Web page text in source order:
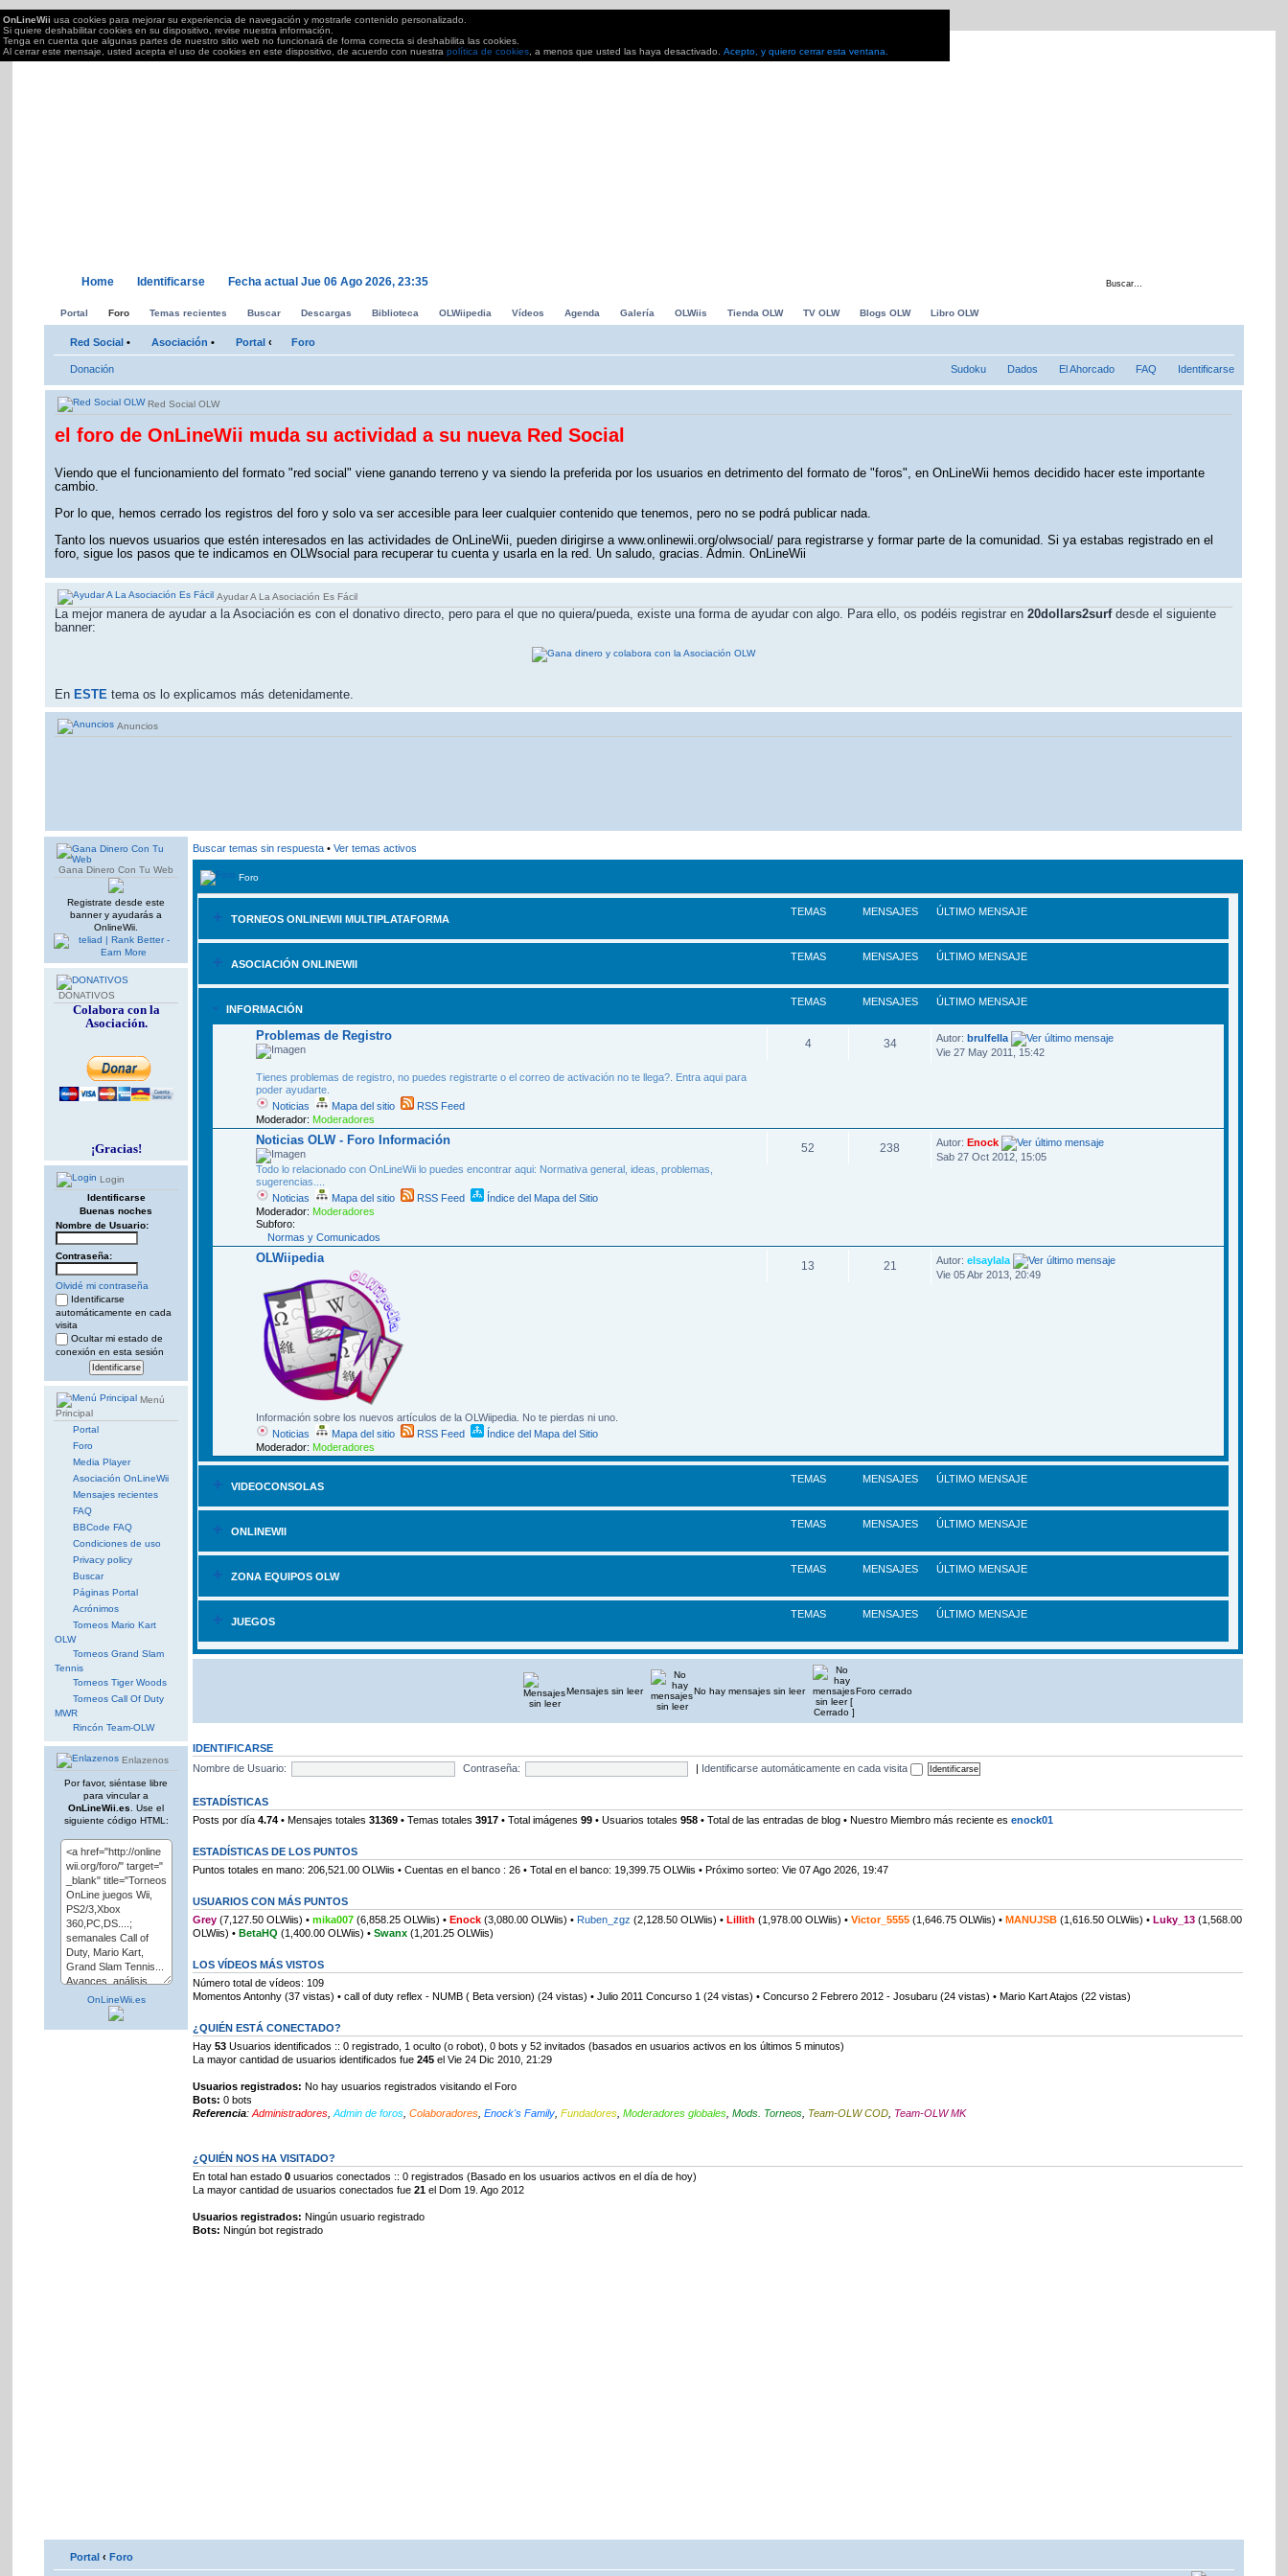
OnLineWii usa cookies para mejorar su experiencia de navegación y mostrarle contenido personalizado.
Si quiere deshabilitar cookies en su dispositivo, revise nuestra información.
Tenga en cuenta que algunas partes de nuestro sitio web no funcionará de forma correcta si deshabilita las cookies.
Al cerrar este mensaje, usted acepta el uso de cookies en este dispositivo, de acuerdo con nuestra política de cookies , a menos que usted las haya desactivado. Acepto, y quiero cerrar esta ventana.
OnLineWii.es
Home Identificarse Fecha actual Jue 06 Ago 2026, 23:35
Portal Foro Temas recientes Buscar Descargas Biblioteca OLWiipedia Vídeos Agenda Galería OLWiis Tienda OLW TV OLW Blogs OLW Libro OLW
Red Social • Asociación • Portal ‹ Foro
Donación Identificarse
FAQ
El Ahorcado
Dados
Sudoku
Red Social OLW
el foro de OnLineWii muda su actividad a su nueva Red Social
Viendo que el funcionamiento del formato "red social" viene ganando terreno y va siendo la preferida por los usuarios en detrimento del formato de "foros", en OnLineWii hemos decidido hacer este importante
cambio.
Por lo que, hemos cerrado los registros del foro y solo va ser accesible para leer cualquier contenido que tenemos, pero no se podrá publicar nada.
Tanto los nuevos usuarios que estén interesados en las actividades de OnLineWii, pueden dirigirse a www.onlinewii.org/olwsocial/ para registrarse y formar parte de la comunidad. Si ya estabas registrado en el
foro, sigue los pasos que te indicamos en OLWsocial para recuperar tu cuenta y usarla en la red. Un saludo, gracias. Admin. OnLineWii
Ayudar A La Asociación Es Fácil
La mejor manera de ayudar a la Asociación es con el donativo directo, pero para el que no quiera/pueda, existe una forma de ayudar con algo. Para ello, os podéis registrar en20dollars2surfdesde el siguiente
banner:
En ESTE tema os lo explicamos más detenidamente.
Anuncios
Gana Dinero Con Tu Web
Registrate desde este
banner y ayudarás a
OnlineWii.
DONATIVOS
Colabora con la
Asociación.
¡Gracias!
Login
Identificarse
Buenas noches
Nombre de Usuario:
Contraseña:
Olvidé mi contraseña
Identificarse
automáticamente en cada
visita
Ocultar mi estado de
conexión en esta sesión
Menú
Principal
Portal
Foro
Media Player
Asociación OnLineWii
Mensajes recientes
FAQ
BBCode FAQ
Condiciones de uso
Privacy policy
Buscar
Páginas Portal
Acrónimos
Torneos Mario Kart
OLW
Torneos Grand Slam
Tennis
Torneos Tiger Woods
Torneos Call Of Duty
MWR
Rincón Team-OLW
Enlazenos
Por favor, siéntase libre
para vincular a
OnLineWii.es
. Use el
siguiente código HTML:
OnLineWii.es
Buscar temas sin respuesta •Ver temas activos
Foro
+ TORNEOS ONLINEWII MULTIPLATAFORMA
TEMAS MENSAJES ÚLTIMO MENSAJE
+ ASOCIACIÓN ONLINEWII
TEMAS MENSAJES ÚLTIMO MENSAJE
- INFORMACIÓN
TEMAS MENSAJES ÚLTIMO MENSAJE
Problemas de Registro
Tienes problemas de registro, no puedes registrarte o el correo de activación no te llega?. Entra aqui para
poder ayudarte.
Noticias
Mapa del sitio
RSS Feed
Moderador: Moderadores
4 34 Autor: brulfella
Vie 27 May 2011, 15:42
Noticias OLW - Foro Información
Todo lo relacionado con OnLineWii lo puedes encontrar aqui: Normativa general, ideas, problemas,
sugerencias....
Noticias
Mapa del sitio RSS Feed
Índice del Mapa del Sitio
Moderador: Moderadores
Subforo:
Normas y Comunicados
52 238 Autor: Enock
Sab 27 Oct 2012, 15:05
OLWiipedia
Información sobre los nuevos artículos de la OLWiipedia. No te pierdas ni uno.
Noticias
Mapa del sitio RSS Feed
Índice del Mapa del Sitio
Moderador: Moderadores
13 21 Autor: elsaylala
Vie 05 Abr 2013, 20:49
+ VIDEOCONSOLAS
TEMAS MENSAJES ÚLTIMO MENSAJE
+ ONLINEWII
TEMAS MENSAJES ÚLTIMO MENSAJE
+ ZONA EQUIPOS OLW
TEMAS MENSAJES ÚLTIMO MENSAJE
+ JUEGOS
TEMAS MENSAJES ÚLTIMO MENSAJE
Mensajes sin leer No hay mensajes sin leer Foro cerrado
IDENTIFICARSE
Nombre de Usuario:
Contraseña: | Identificarse automáticamente en cada visita
ESTADÍSTICAS
Posts por día4.74 • Mensajes totales31369 • Temas totales3917 • Total imágenes99 • Usuarios totales958 • Total de las entradas de blog • Nuestro Miembro más reciente esenock01
ESTADÍSTICAS DE LOS PUNTOS
Puntos totales en mano: 206,521.00 OLWiis • Cuentas en el banco : 26 • Total en el banco: 19,399.75 OLWiis • Próximo sorteo: Vie 07 Ago 2026, 19:47
USUARIOS CON MÁS PUNTOS
Grey (7,127.50 OLWiis) •mika007 (6,858.25 OLWiis) •Enock (3,080.00 OLWiis) • Ruben_zgz (2,128.50 OLWiis) •Lillith (1,978.00 OLWiis) •Victor_5555 (1,646.75 OLWiis) •MANUJSB (1,616.50 OLWiis) •Luky_13 (1,568.00
OLWiis) •BetaHQ (1,400.00 OLWiis) •Swanx (1,201.25 OLWiis)
LOS VÍDEOS MÁS VISTOS
Número total de vídeos: 109
Momentos Antonhy (37 vistas) • call of duty reflex - NUMB ( Beta version) (24 vistas) • Julio 2011 Concurso 1 (24 vistas) • Concurso 2 Febrero 2012 - Josubaru (24 vistas) • Mario Kart Atajos (22 vistas)
¿QUIÉN ESTÁ CONECTADO?
Hay53 Usuarios identificados :: 0 registrado, 1 oculto (o robot), 0 bots y 52 invitados (basados en usuarios activos en los últimos 5 minutos)
La mayor cantidad de usuarios identificados fue245 el Vie 24 Dic 2010, 21:29
Usuarios registrados: No hay usuarios registrados visitando el Foro
Bots: 0 bots
Referencia:Administradores ,Admin de foros ,Colaboradores ,Enock's Family ,Fundadores ,Moderadores globales ,Mods. Torneos Team-OLW COD Team-OLW MK
¿QUIÉN NOS HA VISITADO?
En total han estado0 usuarios conectados :: 0 registrados (Basado en los usuarios activos en el día de hoy)
La mayor cantidad de usuarios conectados fue21 el Dom 19. Ago 2012
Usuarios registrados: Ningún usuario registrado
Bots: Ningún bot registrado
Portal ‹ Foro